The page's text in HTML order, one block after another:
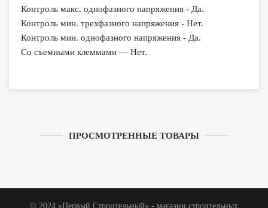
Контроль макс. однофазного напряжения - Да.
Контроль мин. трехфазного напряжения - Нет.
Контроль мин. однофазного напряжения - Да.
Со съемными клеммами — Нет.
ПРОСМОТРЕННЫЕ ТОВАРЫ
© 2024 «Первый Строительный» - магазин строительных